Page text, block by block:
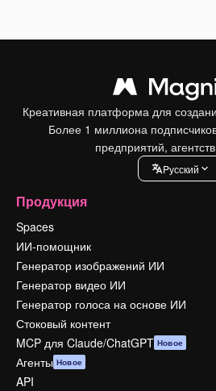
Креативная платформа для
Более 1 миллиона
предприятий,
Pусский
Продукция
Spaces
ИИ-помощник
Генератор изображений ИИ
Генератор видео ИИ
Генератор голоса на основе ИИ
Стоковый контент
MCP для Claude/ChatGPT Новое
Агенты Новое
API